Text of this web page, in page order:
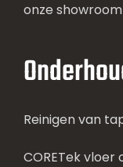
onze
Reinigen van
CORETek vloer